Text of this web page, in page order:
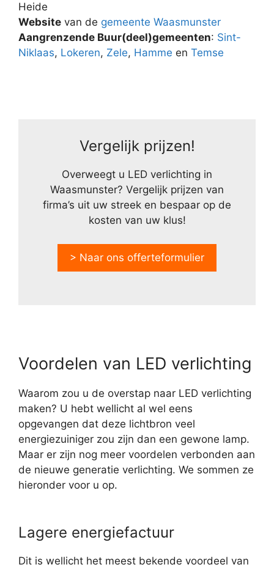
Heide
Website van de gemeente Waasmunster
Aangrenzende Buur(deel)gemeenten: Sint-
Niklaas, Lokeren, Zele, Hamme en Temse
Vergelijk prijzen!
Overweegt u LED verlichting in
Waasmunster? Vergelijk prijzen van
firma’s uit uw streek en bespaar op de
kosten van uw klus!
> Naar ons offerteformulier
Voordelen van LED verlichting
Waarom zou u de overstap naar LED verlichting
maken? U hebt wellicht al wel eens
opgevangen dat deze lichtbron veel
energiezuiniger zou zijn dan een gewone lamp.
Maar er zijn nog meer voordelen verbonden aan
de nieuwe generatie verlichting. We sommen ze
hieronder voor u op.
Lagere energiefactuur
Dit is wellicht het meest bekende voordeel van